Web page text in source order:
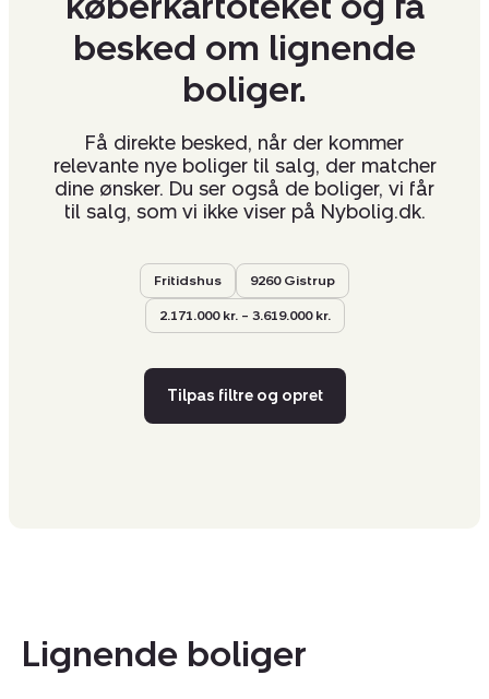
besked om lignende
boliger.
Få direkte besked, når der kommer
relevante nye boliger til salg, der matcher
dine ønsker. Du ser også de boliger, vi får
til salg, som vi ikke viser på Nybolig.dk.
Fritidshus 9260 Gistrup
2.171.000 kr. – 3.619.000 kr.
Tilpas filtre og opret
Lignende boliger